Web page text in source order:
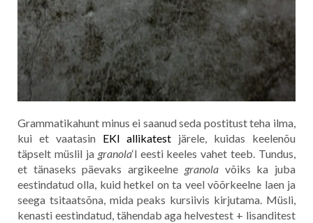
Grammatikahunt minus ei saanud seda postitust teha ilma,
kui et vaatasin EKI allikatest järele, kuidas keelenõu
täpselt müslil ja granola‘l eesti keeles vahet teeb. Tundus,
et tänaseks päevaks argikeelne granolavõiks ka juba
eestindatud olla, kuid hetkel on ta veel võõrkeelne laen ja
seega tsitaatsõna, mida peaks kursiivis kirjutama. Müsli,
kenasti eestindatud, tähendab aga helvestest + lisanditest